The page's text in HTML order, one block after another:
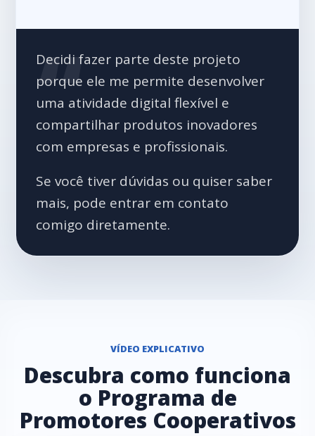
Decidi fazer parte deste projeto
porque ele me permite desenvolver
uma atividade digital flexível e
compartilhar produtos inovadores
com empresas e profissionais.
Se você tiver dúvidas ou quiser saber
mais, pode entrar em contato
comigo diretamente.
VÍDEO EXPLICATIVO
Descubra como funciona
o Programa de
Promotores Cooperativos